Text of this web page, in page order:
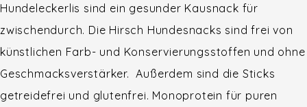
Hundeleckerlis sind ein gesunder Kausnack für
zwischendurch. Die Hirsch Hundesnacks sind frei von
künstlichen Farb- und Konservierungsstoffen und ohne
Geschmacksverstärker. Außerdem sind die Sticks
getreidefrei und glutenfrei. Monoprotein für puren